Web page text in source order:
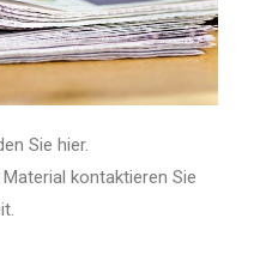
Sie hier.
kontaktieren Sie